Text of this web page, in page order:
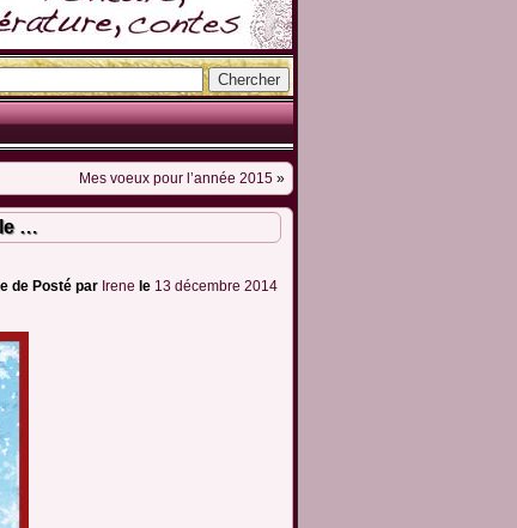
Mes voeux pour l’année 2015 »
…
de Posté par Irene le 13 décembre 2014